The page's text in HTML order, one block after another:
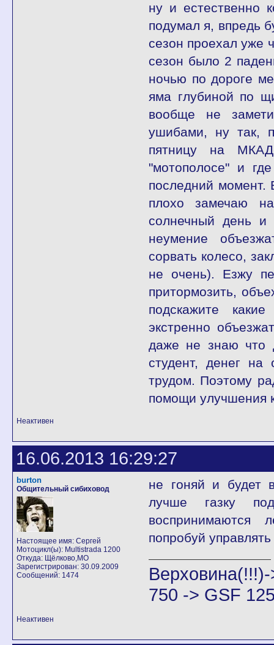
ну и естественно
подумал я, впредь
сезон проехал уже
сезон было 2
ночью по дороге
яма глубиной по
вообще не
ушибами, ну так,
пятницу на
"мотополосе" и
последний момент.
плохо замечаю на
солнечный день и
неумение
сорвать колесо,
не очень). Езжу
притормозить,
подскажите
экстренно
даже не знаю что
студент, денег
трудом. Поэтому
помощи улучшения
Неактивен
16.06.2013 16:29:27
burton
Общительный сибиховод
Настоящее имя: Сергей
Мотоцикл(ы): Multistrada 1200
Откуда: Щёлково,МО
Зарегистрирован: 30.09.2009
Сообщений: 1474
не гоняй и будет
лучше газку
воспринимаются
попробуй
750 -> GSF
Неактивен